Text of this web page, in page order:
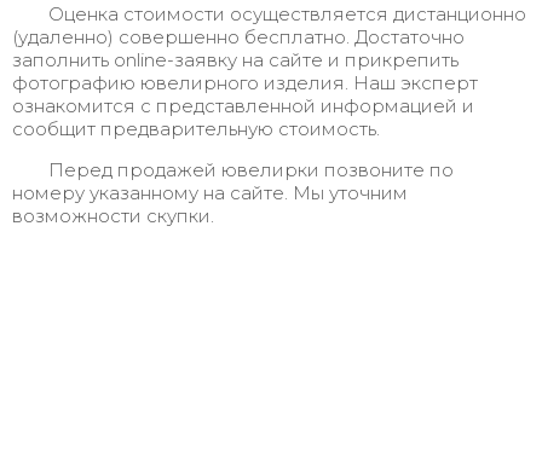
Оценка стоимости осуществляется дистанционно
(удаленно) совершенно бесплатно. Достаточно
заполнить online-заявку на сайте и прикрепить
фотографию ювелирного изделия. Наш эксперт
ознакомится с представленной информацией и
сообщит предварительную стоимость.
Перед продажей ювелирки позвоните по
номеру указанному на сайте. Мы уточним
возможности скупки.